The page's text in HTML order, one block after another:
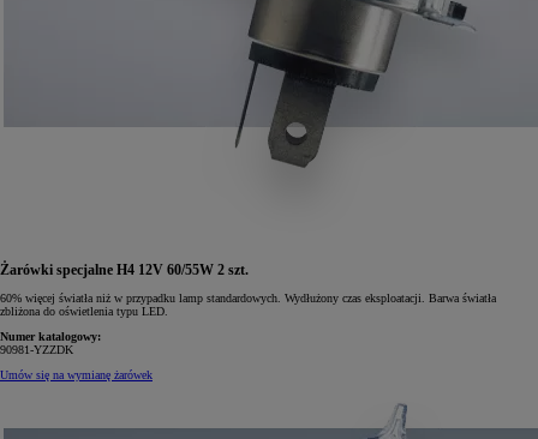
Żarówki specjalne H4 12V 60/55W 2 szt.
60% więcej światła niż w przypadku lamp standardowych. Wydłużony czas eksploatacji. Barwa światła
zbliżona do oświetlenia typu LED.
Numer katalogowy:
90981-YZZDK
Umów się na wymianę żarówek